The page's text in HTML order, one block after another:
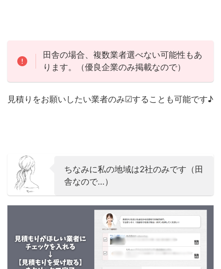
田舎の場合、複数業者選べない可能性もあ
ります。（優良企業のみ掲載なので）
見積りをお願いしたい業者のみ☑することも可能です♪
ちなみに私の地域は2社のみです（田
舎なので…）